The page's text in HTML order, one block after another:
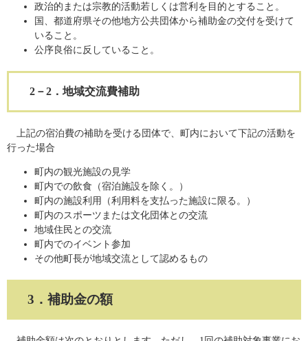
政治的または宗教的活動若しくは営利を目的とすること。
国、都道府県その他地方公共団体から補助金の交付を受けて
いること。
公序良俗に反していること。
2－2．地域交流費補助
上記の宿泊費の補助を受ける団体で、町内において下記の活動を
行った場合
町内の観光施設の見学
町内での飲食（宿泊施設を除く。）
​町内の施設利用（利用料を支払った施設に限る。）
町内のスポーツまたは文化団体との交流
地域住民との交流
町内でのイベント参加
その他町長が地域交流として認めるもの
3．補助金の額